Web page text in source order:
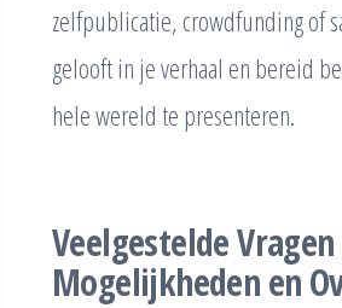
zelfpublicatie, crowdfunding of
gelooft in je verhaal en bereid
hele wereld te presenteren.
Veelgestelde
Mogelijkheden en